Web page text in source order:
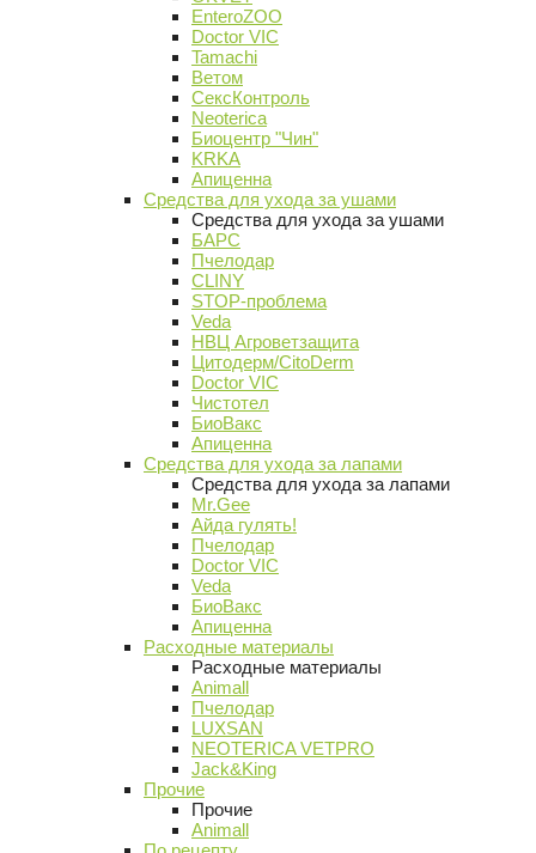
EnteroZOO
Doctor VIC
Tamachi
Ветом
СексКонтроль
Neoterica
Биоцентр "Чин"
KRKA
Апиценна
Средства для ухода за ушами
Средства для ухода за ушами
БАРС
Пчелодар
CLINY
STOP-проблема
Veda
НВЦ Агроветзащита
Цитодерм/CitoDerm
Doctor VIC
Чистотел
БиоВакс
Апиценна
Средства для ухода за лапами
Средства для ухода за лапами
Mr.Gee
Айда гулять!
Пчелодар
Doctor VIC
Veda
БиоВакс
Апиценна
Расходные материалы
Расходные материалы
Animall
Пчелодар
LUXSAN
NEOTERICA VETPRO
Jack&King
Прочие
Прочие
Animall